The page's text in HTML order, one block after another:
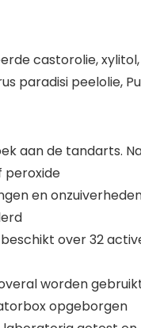
castorolie,
peelolie,
aan de tandarts.
peroxide
en
over 32
worden
opgeborgen